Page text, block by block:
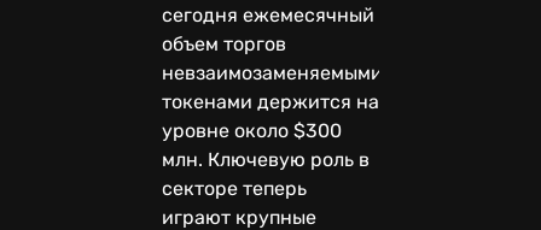
сегодня ежемесячный
объем торгов
невзаимозаменяемыми
токенами держится на
уровне около $300
млн. Ключевую роль в
секторе теперь
играют крупные